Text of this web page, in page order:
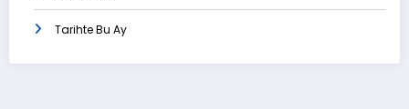
Tarihte Bu Ay